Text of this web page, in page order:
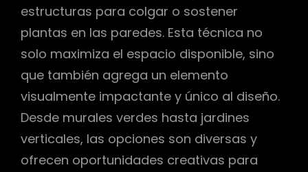
estructuras para colgar o sostener
plantas en las paredes. Esta técnica no
solo maximiza el espacio disponible, sino
que también agrega un elemento
visualmente impactante y único al diseño.
Desde murales verdes hasta jardines
verticales, las opciones son diversas y
ofrecen oportunidades creativas para